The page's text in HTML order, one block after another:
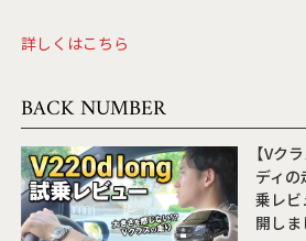
詳しくはこちら
BACK NUMBER
【Vク
ディ
乗レ
開しま